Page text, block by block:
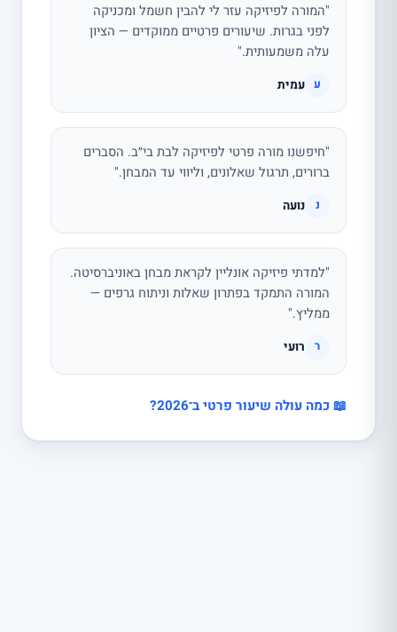
"המורה לפיזיקה עזר לי להבין חשמל ומכניקה
לפני בגרות. שיעורים פרטיים ממוקדים — הציון
עלה משמעותית."
ע עמית
"חיפשנו מורה פרטי לפיזיקה לבת בי״ב. הסברים
ברורים, תרגול שאלונים, וליווי עד המבחן."
נ נועה
"למדתי פיזיקה אונליין לקראת מבחן באוניברסיטה.
המורה התמקד בפתרון שאלות וניתוח גרפים —
ממליץ."
ר רועי
📖 כמה עולה שיעור פרטי ב־2026?